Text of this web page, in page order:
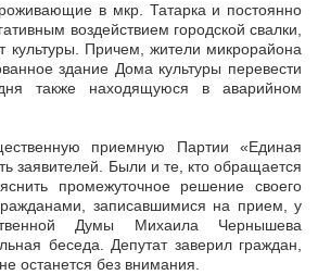
в мкр. Татарка и постоянно
воздействием городской свалки,
культуры. Причем, жители микрорайона
здание Дома культуры перевести
также находящуюся в аварийном
приемную Партии «Единая
заявителей. Были и те, кто обращается
промежуточное решение своего
записавшимися на прием, у
Думы Михаила Чернышева
беседа. Депутат заверил граждан,
останется без внимания.